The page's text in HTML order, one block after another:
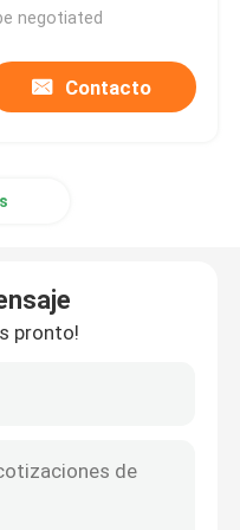
negotiated
Contacto
pronto!